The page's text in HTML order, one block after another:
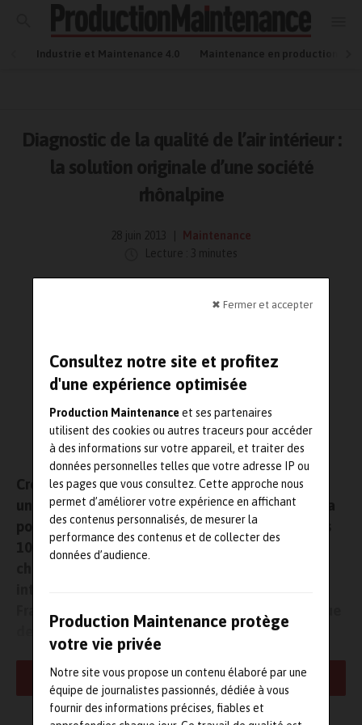
✖ Fermer et accepter
Consultez notre site et profitez
d'une expérience optimisée
Production Maintenanceet ses partenaires
utilisent des cookies ou autres traceurs pour accéder
à des informations sur votre appareil, et traiter des
données personnelles telles que votre adresse IP ou
les pages que vous consultez. Cette approche nous
permet d’améliorer votre expérience en affichant
des contenus personnalisés, de mesurer la
performance des contenus et de collecter des
données d’audience.
Production Maintenance protège
votre vie privée
Notre site vous propose un contenu élaboré par une
équipe de journalistes passionnés, dédiée à vous
fournir des informations précises, fiables et
Industrie et Maintenance 4.0 Maintenance en production
Diagnostic de la qualité de l’air intérieur :
la solution originale d’une société
rhônalpine
28 juin 2013
Maintenance
Lecture : 3 minutes
Créée en 2010, Ethera (Crolles, Isère) développe
une solution de diagnostic et de traitement de la
pollution chimique de l’air intérieur. Au cours des
10 dernières années précédant sa création, les
Francis Perrin (CEA/CNRS) une technologie unique
de capteurs nanoporeux qui permet d’étudier la
qualité de l’air intérieur.
Ethera se penche dès sa création sur la détection du
formaldéhyde, un gaz cancérogène, couramment utilisé pour la
LIRE LA SUITE